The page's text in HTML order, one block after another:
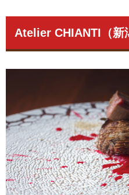
Atelier CHIANTI（新